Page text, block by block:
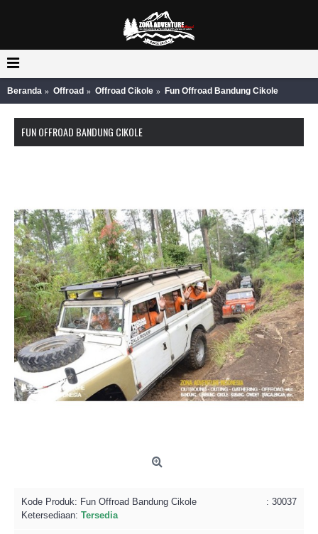
Beranda Offroad Offroad Cikole Fun Offroad Bandung Cikole
FUN OFFROAD BANDUNG CIKOLE
: 30037
Kode Produk: Fun Offroad Bandung Cikole
Ketersediaan: Tersedia